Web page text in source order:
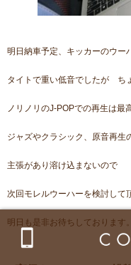
明日納車予定、キッカーのウー
タイトで重い低音でしたが ち
ノリノリのJ-POPでの再生は最
ジャズやクラシック、原音再生
主張があり溶け込まないので
次回モレルウーハーを検討して
明日も是非お待ちしております。